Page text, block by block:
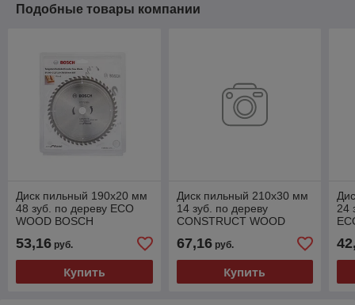
Подобные товары компании
Диск пильный 190х20 мм
48 зуб. по дереву ECO
WOOD BOSCH
53,16 руб.
Купить
Диск пильный 210х30 мм
14 зуб. по дереву
CONSTRUCT WOOD
67,16руб.
Купить
24